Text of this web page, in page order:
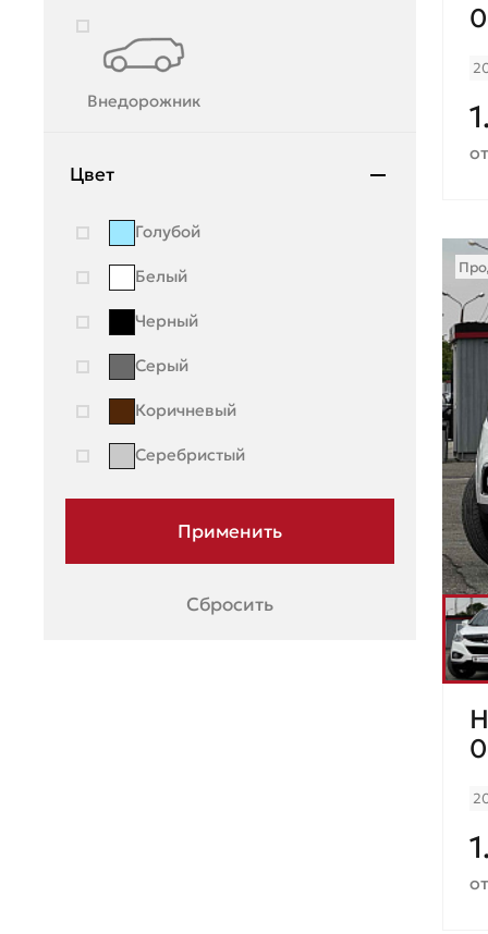
Mazda
Mitsubishi
OMODA
Opel
Peugeot
Porsche
Ravon
Внедорожник
Цвет
Голубой
Белый
Черный
Серый
Коричневый
Серебристый
Сбросить